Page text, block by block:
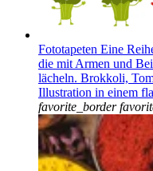
Fototapeten Eine
die mit Armen und
lächeln. Brokkoli,
Illustration in einem
favorite_border